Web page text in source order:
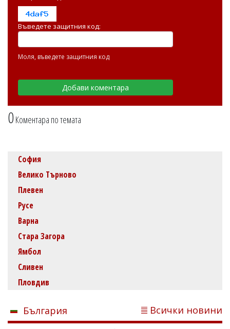
0Коментара по темата
Въведете защитния код:
Моля, въведете защитния код
София
Велико Търново
Плевен
Русе
Варна
Стара Загора
Ямбол
Сливен
Пловдив
България Всички новини